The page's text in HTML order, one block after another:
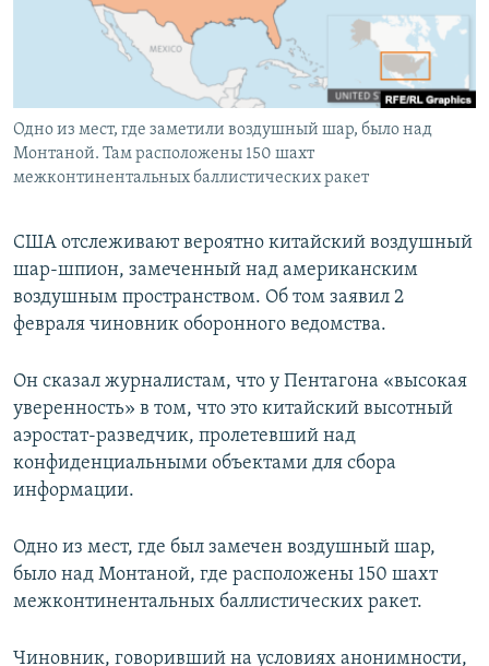
ПОБЕДИТЕЛЕЙ НЕ СУДЯТ?
КРЫМ.НЕПОКОРЕННЫЙ
УКРАИНСКАЯ ПРОБЛЕМА КРЫМА
ПРИСОЕДИНЯЙТЕСЬ!
Все сайты RFE/RL
Одно из мест, где заметили воздушный шар, было над
Монтаной. Там расположены 150 шахт
межконтинентальных баллистических ракет
США отслеживают вероятно китайский воздушный
шар-шпион, замеченный над американским
воздушным пространством. Об том заявил 2
февраля чиновник оборонного ведомства.
Он сказал журналистам, что у Пентагона «высокая
уверенность» в том, что это китайский высотный
аэростат-разведчик, пролетевший над
конфиденциальными объектами для сбора
информации.
Одно из мест, где был замечен воздушный шар,
было над Монтаной, где расположены 150 шахт
межконтинентальных баллистических ракет.
Чиновник, говоривший на условиях анонимности,